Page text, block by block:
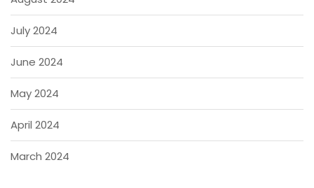
July 2024
June 2024
May 2024
April 2024
March 2024